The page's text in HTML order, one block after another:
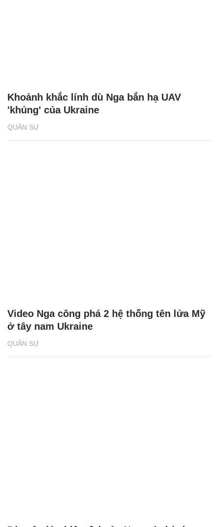
QUÂN SỰ
Khoảnh khắc lính dù Nga bắn hạ UAV
'khủng' của Ukraine
QUÂN SỰ
Video Nga công phá 2 hệ thống tên lửa Mỹ
ở tây nam Ukraine